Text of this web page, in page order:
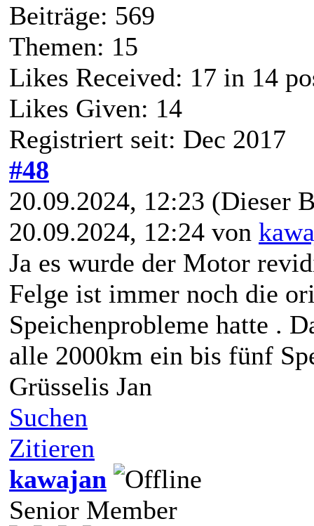
Beiträge: 569
Themen: 15
Likes Received: 17 in 14
Likes Given: 14
Registriert seit: Dec 2017
#48
20.09.2024, 12:23 (Dieser
20.09.2024, 12:24 von
Ja es wurde der Motor
Felge ist immer noch die
Speichenprobleme hatte .
alle 2000km ein bis fünf
Grüsselis Jan
Suchen
Zitieren
kawajan
Senior Member